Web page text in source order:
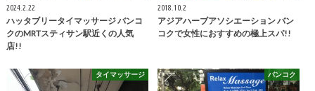
2024.2.22
ハッタブリータイマッサージ バンコ
クのMRTスティサン駅近くの人気
店!!
2018.10.2
アジアハーブアソシエーション バン
コクで女性におすすめの極上スパ!!
タイマッサージ バンコク